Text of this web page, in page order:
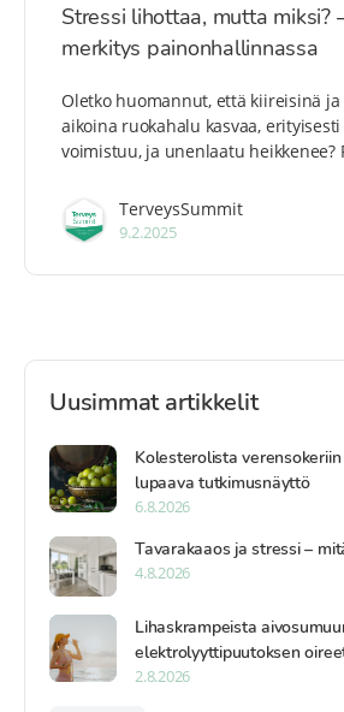
Stressi lihottaa, mutta miksi?
merkitys painonhallinnassa
Oletko huomannut, että kiireisinä ja
aikoina ruokahalu kasvaa,
voimistuu, ja unenlaatu
TerveysSummit
9.2.2025
Uusimmat artikkelit
Kolesterolista
lupaava tutkimusnäyttö
6.8.2026
Tavarakaaos ja stressi –
4.8.2026
Lihaskrampeista
elektrolyyttipuutoksen
2.8.2026